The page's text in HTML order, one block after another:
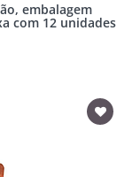
embalagem
com 12 unidades